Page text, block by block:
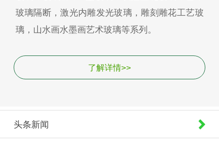
玻璃隔断，激光内雕发光玻璃，雕刻雕花工艺玻
璃，山水画水墨画艺术玻璃等系列。
了解详情>>
头条新闻